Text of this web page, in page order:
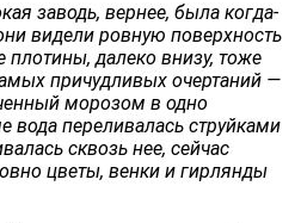
заводь, вернее, была когда-
видели ровную поверхность
далеко внизу, тоже
причудливых очертаний —
морозом в одно
вода переливалась струйками
сквозь нее, сейчас
цветы, венки и гирлянды